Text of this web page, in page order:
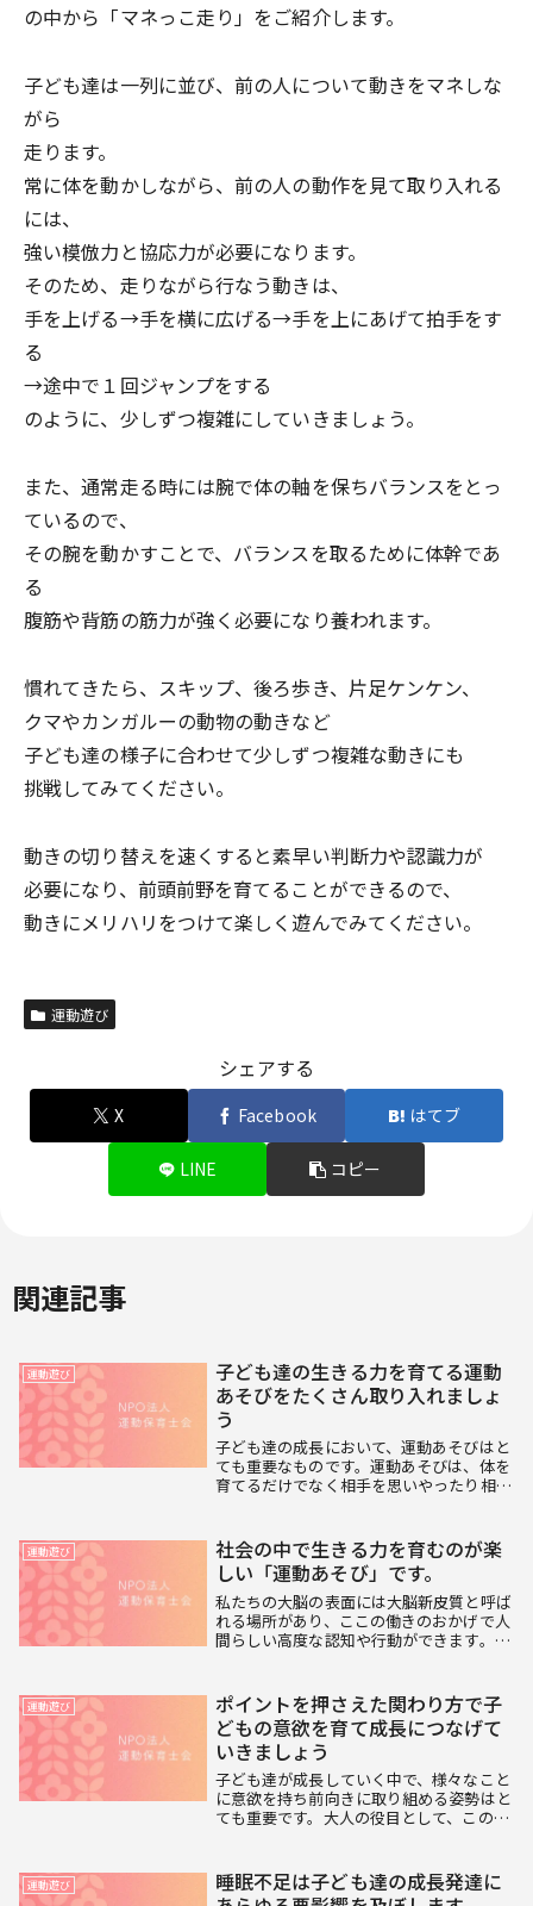
の中から「マネっこ走り」をご紹介します。
子ども達は一列に並び、前の人について動きをマネしな
がら
走ります。
常に体を動かしながら、前の人の動作を見て取り入れる
には、
強い模倣力と協応力が必要になります。
そのため、走りながら行なう動きは、
手を上げる→手を横に広げる→手を上にあげて拍手をす
る
→途中で１回ジャンプをする
のように、少しずつ複雑にしていきましょう。
また、通常走る時には腕で体の軸を保ちバランスをとっ
ているので、
その腕を動かすことで、バランスを取るために体幹であ
る
腹筋や背筋の筋力が強く必要になり養われます。
慣れてきたら、スキップ、後ろ歩き、片足ケンケン、
クマやカンガルーの動物の動きなど
子ども達の様子に合わせて少しずつ複雑な動きにも
挑戦してみてください。
動きの切り替えを速くすると素早い判断力や認識力が
必要になり、前頭前野を育てることができるので、
動きにメリハリをつけて楽しく遊んでみてください。
運動遊び
シェアする
X Facebook はてブ
LINE コピー
関連記事
運動遊び
子ども達の生きる力を育てる運動
あそびをたくさん取り入れましょ
う
子ども達の成長において、運動あそびはと
ても重要なものです。運動あそびは、体を
育てるだけでなく相手を思いやったり相手
つながる基礎の力を身に付けられたり、日
常でのケガ防止...
運動遊び
社会の中で生きる力を育むのが楽
しい「運動あそび」です。
私たちの大脳の表面には大脳新皮質と呼ば
れる場所があり、ここの働きのおかげで人
間らしい高度な認知や行動ができます。そ
できています。小さい子どもはこの前頭前
野の発達がまだ...
運動遊び
ポイントを押さえた関わり方で子
どもの意欲を育て成長につなげて
いきましょう
子ども達が成長していく中で、様々なこと
に意欲を持ち前向きに取り組める姿勢はと
ても重要です。大人の役目として、この意
ることが大切ですが、その中で子ども達が
たくさんの成...
運動遊び
睡眠不足は子ども達の成長発達に